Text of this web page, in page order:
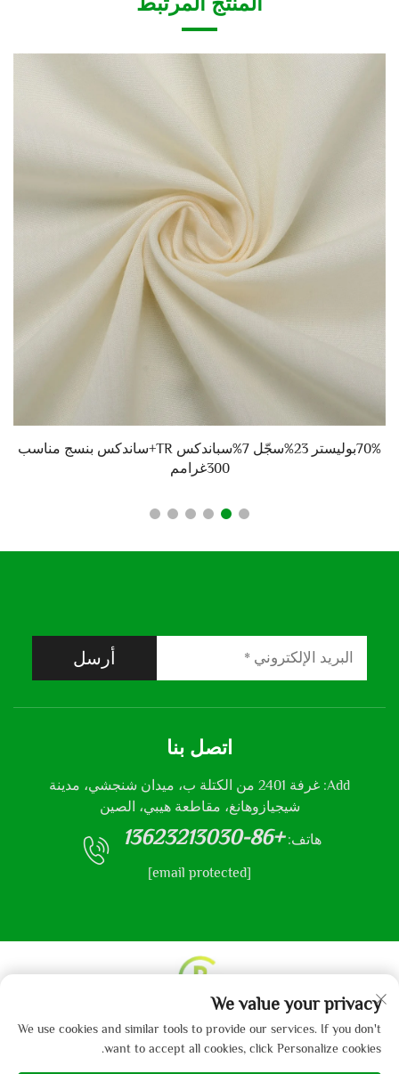
70%بوليستر 23%سجّل 7%سباندكس TR+ساندكس بنسج مناسب
300غرامم
أرسل
اتصل بنا
Add: غرفة 2401 من الكتلة ب، ميدان شنجشي، مدينة
شيجيازوهانغ، مقاطعة هيبي، الصين
هاتف: +86-13623213030
[email protected]
حقوق النشر © 2013-2024 من قبل شركة هيباي جايبو
للمنسوجات المحدودة. سياسة الخصوصية
We value your privacy
We use cookies and similar tools to provide our services. If you don't
want to accept all cookies, click Personalize cookies.